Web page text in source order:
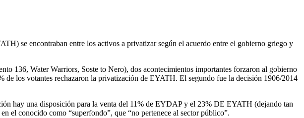
se encontraban entre los activos a privatizar según el acuerdo entre el gobierno griego y
136, Water Warriors, Soste to Nero), dos acontecimientos importantes forzaron al gobierno
los votantes rechazaron la privatización de EYATH. El segundo fue la decisión 1906/2014
hay una disposición para la venta del 11% de EYDAP y el 23% DE EYATH (dejando tan
el conocido como “superfondo”, que “no pertenece al sector público”.